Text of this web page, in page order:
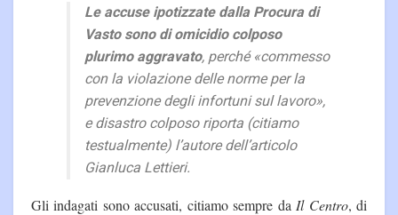
Le accuse ipotizzate dalla Procura di
Vasto sono di omicidio colposo
plurimo aggravato, perché «commesso
con la violazione delle norme per la
prevenzione degli infortuni sul lavoro»,
e disastro colposo riporta (citiamo
testualmente) l’autore dell’articolo
Gianluca Lettieri.
Gli indagati sono accusati, citiamo sempre da Il Centro, di